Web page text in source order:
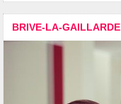
BRIVE-LA-GAILLARDE